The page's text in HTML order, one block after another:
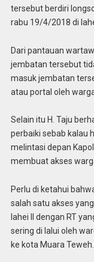
tersebut berdiri
rabu 19/4/2018 di
Dari pantauan
jembatan tersebut
masuk jembatan
atau portal oleh
Selain itu H. Taju
perbaiki sebab kalau
melintasi depan
membuat akses
Perlu di ketahui
salah satu akses
lahei ll dengan RT
sering di lalui oleh
ke kota Muara